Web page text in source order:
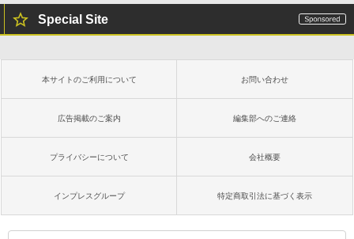
Special Site
本サイトのご利用について お問い合わせ
広告掲載のご案内 編集部へのご連絡
プライバシーについて 会社概要
インプレスグループ 特定商取引法に基づく表示